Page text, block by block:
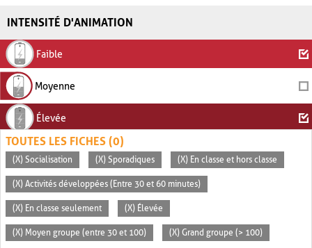
INTENSITÉ D'ANIMATION
Faible
Moyenne
Élevée
TOUTES LES FICHES (0)
(X) Socialisation (X) Sporadiques (X) En classe et hors classe
(X) Activités développées (Entre 30 et 60 minutes)
(X) En classe seulement (X) Élevée
(X) Moyen groupe (entre 30 et 100) (X) Grand groupe (> 100)